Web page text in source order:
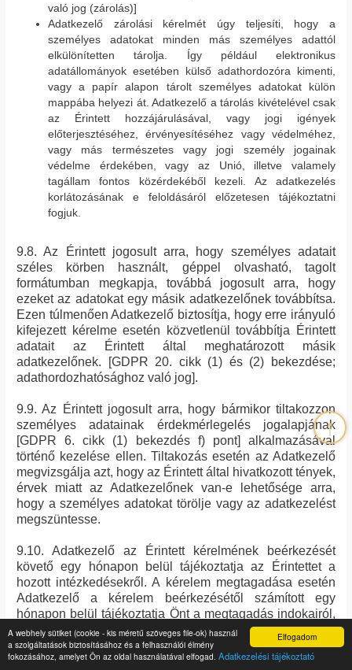
Elfogadom
A webhely sütiket (cookie - kis méretű szöveges file-ok) használ
a szolgáltatások biztosításához és a felhasználói élmény
fokozásához, amelyet Ön az oldal használatával elfogad. Adatkezelési tájékoztató
való jog (zárolás)]
Adatkezelő zárolási kérelmét úgy teljesíti, hogy a
személyes adatokat minden más személyes adattól
elkülönítetten tárolja. Így például elektronikus
adatállományok esetében külső adathordozóra kimenti,
vagy a papír alapon tárolt személyes adatokat külön
mappába helyezi át. Adatkezelő a tárolás kivételével csak
az Érintett hozzájárulásával, vagy jogi igények
előterjesztéséhez, érvényesítéséhez vagy védelméhez,
vagy más természetes vagy jogi személy jogainak
védelme érdekében, vagy az Unió, illetve valamely
tagállam fontos közérdekéből kezeli. Az adatkezelés
korlátozásának e feloldásáról előzetesen tájékoztatni
fogjuk.
9.8. Az Érintett jogosult arra, hogy személyes adatait
széles körben használt, géppel olvasható, tagolt
formátumban megkapja, továbbá jogosult arra, hogy
ezeket az adatokat egy másik adatkezelőnek továbbítsa.
Ezen túlmenően Adatkezelő biztosítja, hogy erre irányuló
kifejezett kérelme esetén közvetlenül továbbítja Érintett
adatait az Érintett által meghatározott másik
adatkezelőnek. [GDPR 20. cikk (1) és (2) bekezdése;
adathordozhatósághoz való jog].
9.9. Az Érintett jogosult arra, hogy bármikor tiltakozzon
személyes adatainak érdekmérlegelés jogalapjának
[GDPR 6. cikk (1) bekezdés f) pont] alkalmazásával
történő kezelése ellen. Tiltakozás esetén az Adatkezelő
megvizsgálja azt, hogy az Érintett által hivatkozott tények,
érvek miatt az Adatkezelőnek van-e lehetősége arra,
hogy a személyes adatokat törölje vagy az adatkezelést
megszüntesse.
9.10. Adatkezelő az Érintett kérelmének beérkezését
követő egy hónapon belül tájékoztatja az Érintettet a
hozott intézkedésekről. A kérelem megtagadása esetén
Adatkezelő a kérelem beérkezésétől számított egy
hónapon belül tájékoztatja Önt a megtagadás indokairól,
valamint arról, hogy panaszt nyújthat be a Hatóságnál, és
élhet bírósági jogorvoslati jogával.
↑